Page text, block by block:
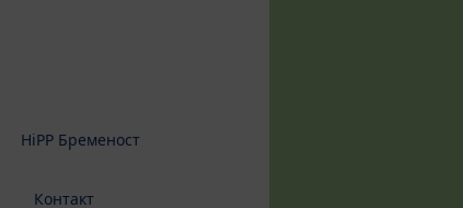
HiPP Бременост
Контакт